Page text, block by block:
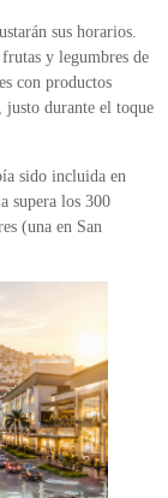
sus horarios.
y legumbres de
con productos
justo durante el toque
sido incluida en
supera los 300
(una en San